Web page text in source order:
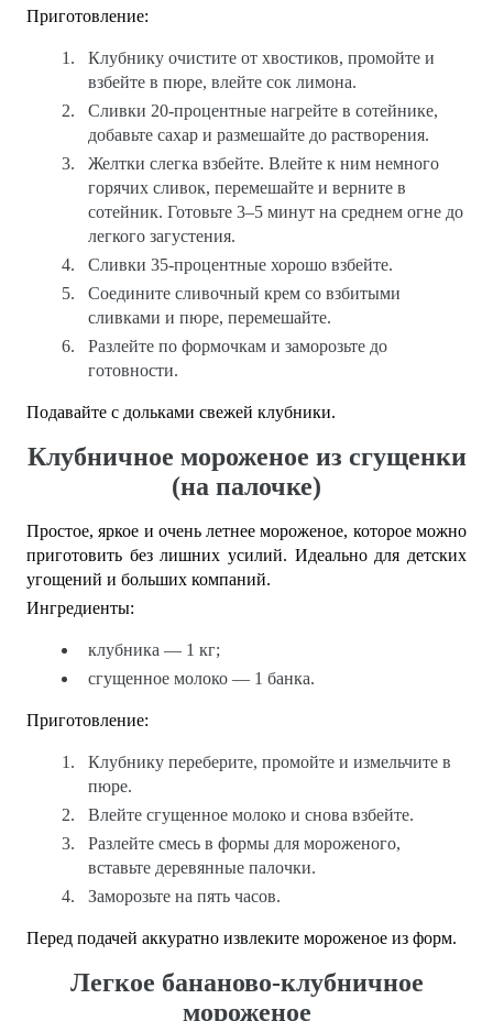
Приготовление:
Клубнику очистите от хвостиков, промойте и
взбейте в пюре, влейте сок лимона.
Сливки 20-процентные нагрейте в сотейнике,
добавьте сахар и размешайте до растворения.
Желтки слегка взбейте. Влейте к ним немного
горячих сливок, перемешайте и верните в
сотейник. Готовьте 3–5 минут на среднем огне до
легкого загустения.
Сливки 35-процентные хорошо взбейте.
Соедините сливочный крем со взбитыми
сливками и пюре, перемешайте.
Разлейте по формочкам и заморозьте до
готовности.
Подавайте с дольками свежей клубники.
Клубничное мороженое из сгущенки
(на палочке)
Простое, яркое и очень летнее мороженое, которое можно
приготовить без лишних усилий. Идеально для детских
угощений и больших компаний.
Ингредиенты:
клубника — 1 кг;
сгущенное молоко — 1 банка.
Приготовление:
Клубнику переберите, промойте и измельчите в
пюре.
Влейте сгущенное молоко и снова взбейте.
Разлейте смесь в формы для мороженого,
вставьте деревянные палочки.
Заморозьте на пять часов.
Перед подачей аккуратно извлеките мороженое из форм.
Легкое бананово-клубничное
мороженое